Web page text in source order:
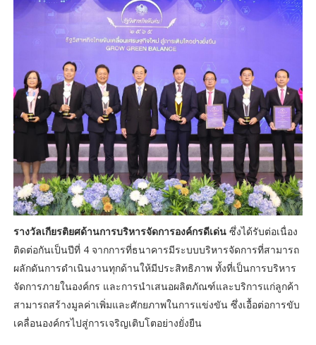
รางวัลเกียรติยศด้านการบริหารจัดการองค์กรดีเด่นซึ่งได้รับต่อเนื่อง
ติดต่อกันเป็นปีที่ 4 จากการที่ธนาคารมีระบบบริหารจัดการที่สามารถ
ผลักดันการดำเนินงานทุกด้านให้มีประสิทธิภาพ ทั้งที่เป็นการบริหาร
จัดการภายในองค์กร และการนำเสนอผลิตภัณฑ์และบริการแก่ลูกค้า
สามารถสร้างมูลค่าเพิ่มและศักยภาพในการแข่งขัน ซึ่งเอื้อต่อการขับ
เคลื่อนองค์กรไปสู่การเจริญเติบโตอย่างยั่งยืน